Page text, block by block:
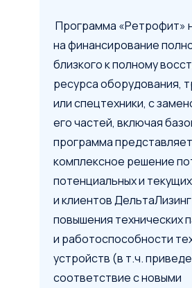
Программа «Ретрофит»
на финансирование
близкого к полному
ресурса оборудования,
или спецтехники, с
его частей, включая
программа
комплексное решение
потенциальных и
и клиентов
повышения технических
и работоспособности
устройств (в т.ч.
соответствие с новыми